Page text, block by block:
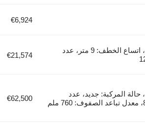
€6,924
سنة: 2013، اتساع الخطف: 9 متر، عدد
€21,574
سنة: 2025، حالة المركبة: جديد، عدد
€62,500